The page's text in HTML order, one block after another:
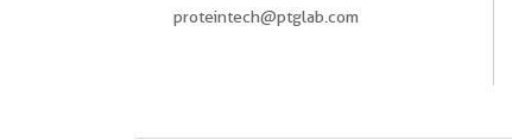
proteintech@ptglab.com